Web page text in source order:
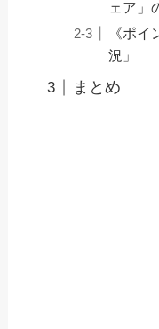
ェア」
《ポ
況」
まとめ